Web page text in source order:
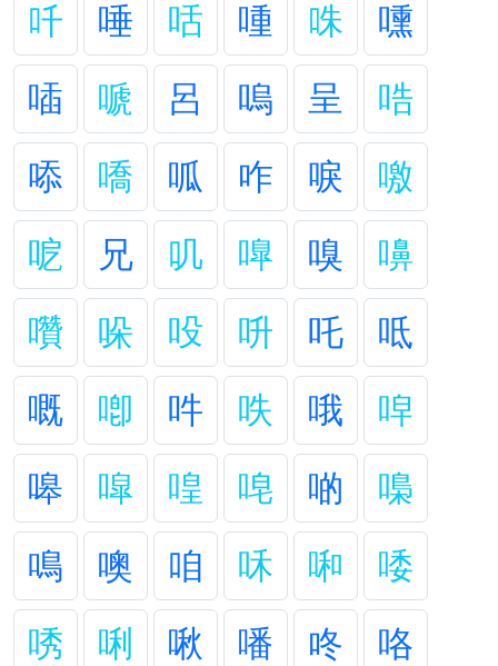
吀
唾 咶 喠 咮
嚑
喢
嗁 呂 嗚 呈
哠
㖭
嘺 呱 咋 唳
噭
呝
兄 叽 嘷 嗅
嚊
囋
哚 吺 呏 吒
呧
嘅
喞 吽 呹 哦
唕
嗥
噑 喤 唣 啲
嘄
鳴
噢 咱 咊 啝
唩
唀
唎 啾 噃 咚
咯